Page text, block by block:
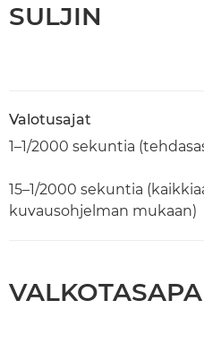
SULJIN
Valotusajat
1–1/2000 sekuntia
15–1/2000 sekuntia
kuvausohjelman mukaan)